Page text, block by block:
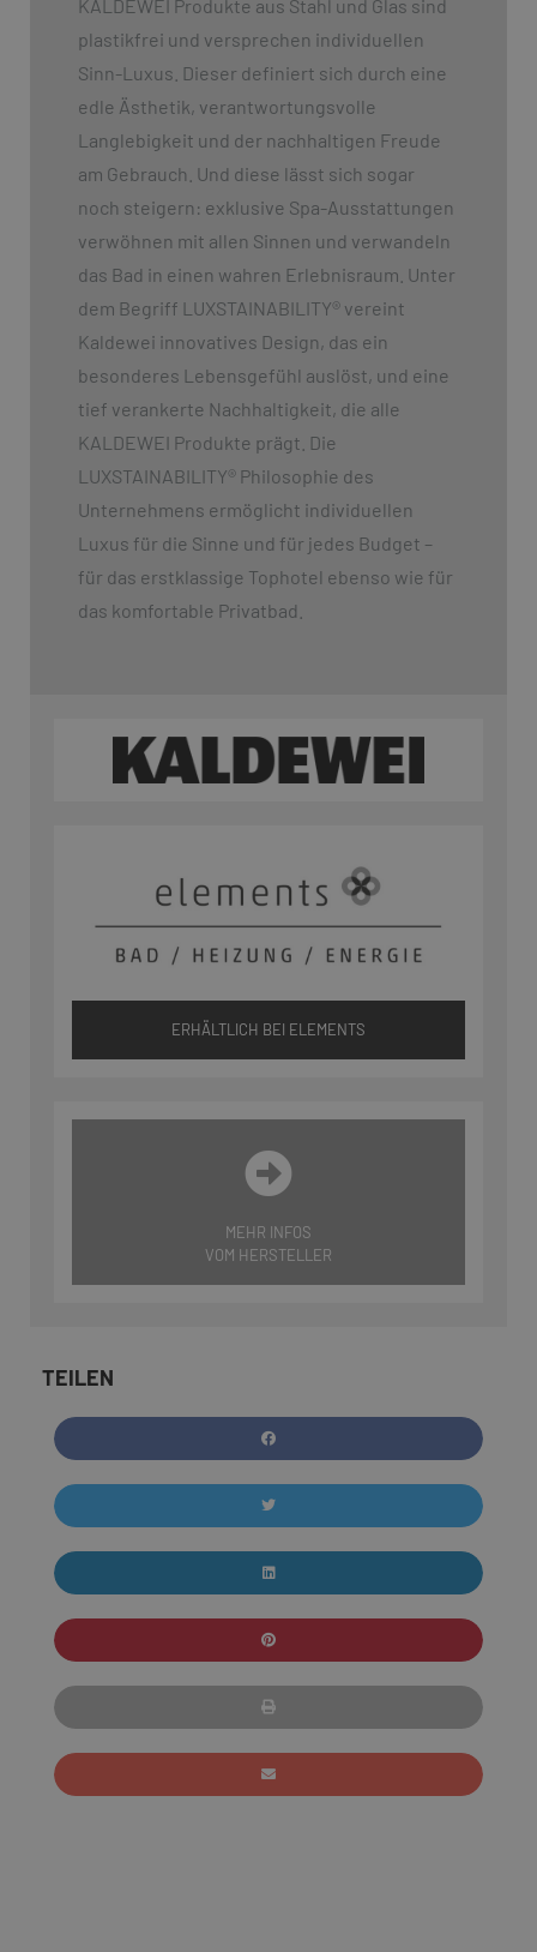
KALDEWEI Produkte aus Stahl und Glas sind
plastikfrei und versprechen individuellen
Sinn-Luxus. Dieser definiert sich durch eine
edle Ästhetik, verantwortungsvolle
Langlebigkeit und der nachhaltigen Freude
am Gebrauch. Und diese lässt sich sogar
noch steigern: exklusive Spa-Ausstattungen
verwöhnen mit allen Sinnen und verwandeln
das Bad in einen wahren Erlebnisraum. Unter
dem Begriff LUXSTAINABILITY® vereint
Kaldewei innovatives Design, das ein
besonderes Lebensgefühl auslöst, und eine
tief verankerte Nachhaltigkeit, die alle
KALDEWEI Produkte prägt. Die
LUXSTAINABILITY® Philosophie des
Unternehmens ermöglicht individuellen
Luxus für die Sinne und für jedes Budget –
für das erstklassige Tophotel ebenso wie für
das komfortable Privatbad.
ERHÄLTLICH BEI ELEMENTS
MEHR INFOS
VOM HERSTELLER
TEILEN